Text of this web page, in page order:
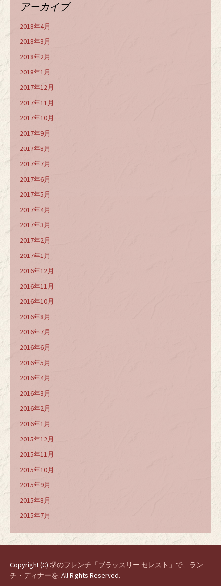
アーカイブ
2018年4月
2018年3月
2018年2月
2018年1月
2017年12月
2017年11月
2017年10月
2017年9月
2017年8月
2017年7月
2017年6月
2017年5月
2017年4月
2017年3月
2017年2月
2017年1月
2016年12月
2016年11月
2016年10月
2016年8月
2016年7月
2016年6月
2016年5月
2016年4月
2016年3月
2016年2月
2016年1月
2015年12月
2015年11月
2015年10月
2015年9月
2015年8月
2015年7月
Copyright (C) 堺のフレンチ「ブラッスリー セレスト」で、ラン
チ・ディナーを. All Rights Reserved.